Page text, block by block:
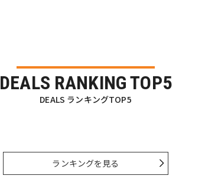
DEALS RANKING TOP5
DEALS ランキングTOP5
ランキングを見る